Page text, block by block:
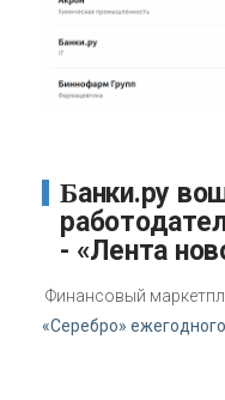
Банки.ру вошел в рейтинг лучших
- «Лента
Финансовый
«Серебро»